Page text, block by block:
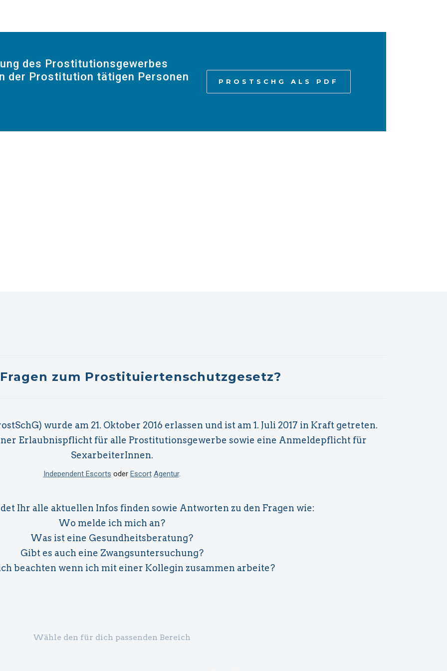
des Prostitutionsgewerbes
der Prostitution tätigen Personen
PROSTSCHG ALS PDF
zum Prostituiertenschutzgesetz?
wurde am 21. Oktober 2016 erlassen und ist am 1. Juli 2017 in Kraft getreten.
Erlaubnispflicht für alle Prostitutionsgewerbe sowie eine Anmeldepflicht für
SexarbeiterInnen.
Independent Escorts oder Escort Agentur.
Ihr alle aktuellen Infos finden sowie Antworten zu den Fragen wie:
Wo melde ich mich an?
Was ist eine Gesundheitsberatung?
Gibt es auch eine Zwangsuntersuchung?
beachten wenn ich mit einer Kollegin zusammen arbeite?
Wähle den für dich passenden Bereich
Follow Us Prostituiertenschutzgesetz
Anmeldepflicht für Prostituierte
DATENSCHUTZ